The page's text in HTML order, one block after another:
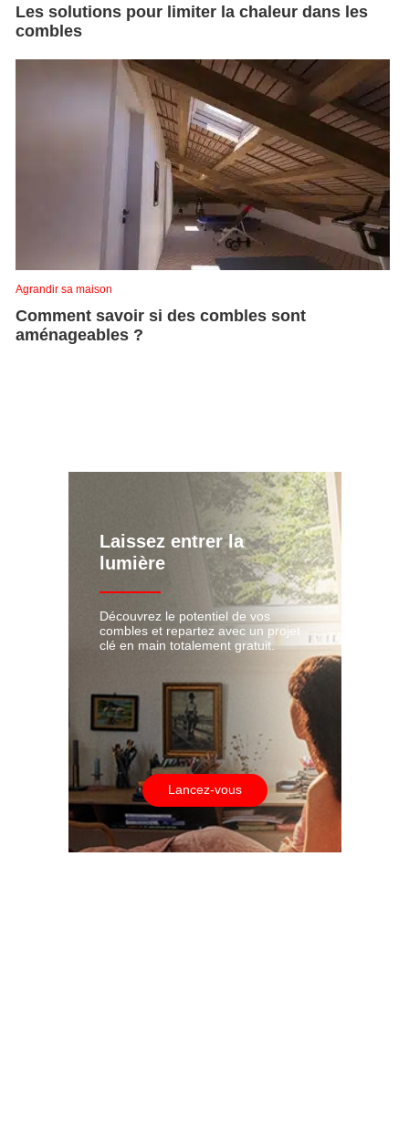
Les solutions pour limiter la chaleur dans les
combles
Agrandir sa maison
Comment savoir si des combles sont
aménageables ?
Laissez entrer la
lumière
Découvrez le potentiel de vos
combles et repartez avec un projet
clé en main totalement gratuit.
Lancez-vous